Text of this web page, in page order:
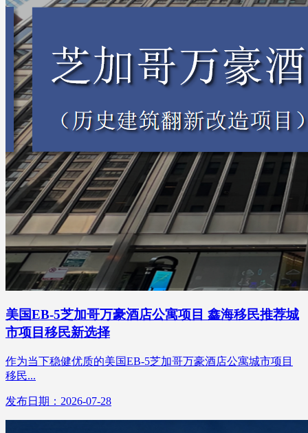
美国EB-5芝加哥万豪酒店公寓项目 鑫海移民推荐城
市项目移民新选择
作为当下稳健优质的美国EB-5芝加哥万豪酒店公寓城市项目
移民...
发布日期：2026-07-28